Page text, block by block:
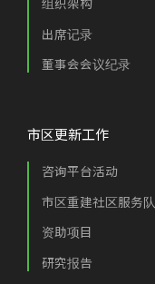
出席记录
董事会会议纪录
市区更新工作
咨询平台活动
市区重建社区服务队
资助项目
研究报告